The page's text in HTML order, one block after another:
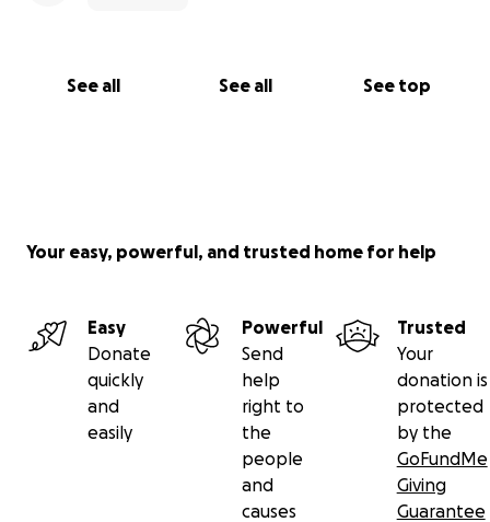
See all See all See top
Your easy, powerful, and trusted home for help
Easy
Donate
quickly
and
easily
Powerful
Send
help
right to
the
people
and
causes
Trusted
Your
donation is
protected
by the
GoFundMe
Giving
Guarantee